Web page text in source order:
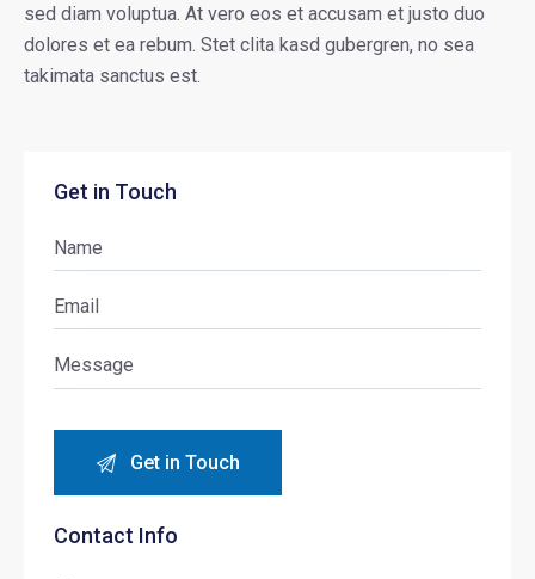
sed diam voluptua. At vero eos et accusam et justo duo
dolores et ea rebum. Stet clita kasd gubergren, no sea
takimata sanctus est.
Get in Touch
Contact Info